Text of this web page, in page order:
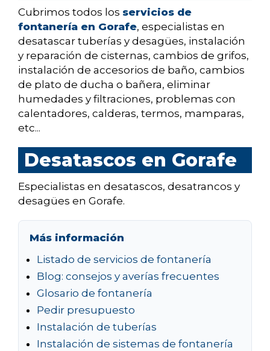
Cubrimos todos los servicios de
fontanería en Gorafe, especialistas en
desatascar tuberías y desagües, instalación
y reparación de cisternas, cambios de grifos,
instalación de accesorios de baño, cambios
de plato de ducha o bañera, eliminar
humedades y filtraciones, problemas con
calentadores, calderas, termos, mamparas,
etc...
Desatascos en Gorafe
Especialistas en desatascos, desatrancos y
desagües en Gorafe.
Más información
Listado de servicios de fontanería
Blog: consejos y averías frecuentes
Glosario de fontanería
Pedir presupuesto
Instalación de tuberías
Instalación de sistemas de fontanería